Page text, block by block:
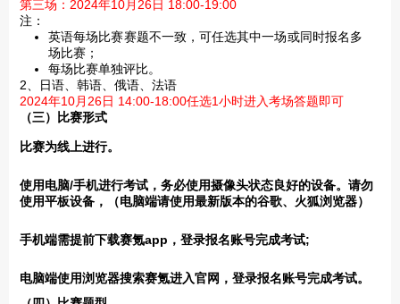
第三场：2024年10月26日 18:00-19:00
注：
英语每场比赛赛题不一致，可任选其中一场或同时报名多
场比赛；
每场比赛单独评比。
2、日语、韩语、俄语、法语
2024年10月26日 14:00-18:00任选1小时进入考场答题即可
（三）比赛形式
比赛为线上进行。
使用电脑/手机进行考试，务必使用摄像头状态良好的设备。请勿
使用平板设备，（电脑端请使用最新版本的谷歌、火狐浏览器）
手机端需提前下载赛氪app，登录报名账号完成考试;
电脑端使用浏览器搜索赛氪进入官网，登录报名账号完成考试。